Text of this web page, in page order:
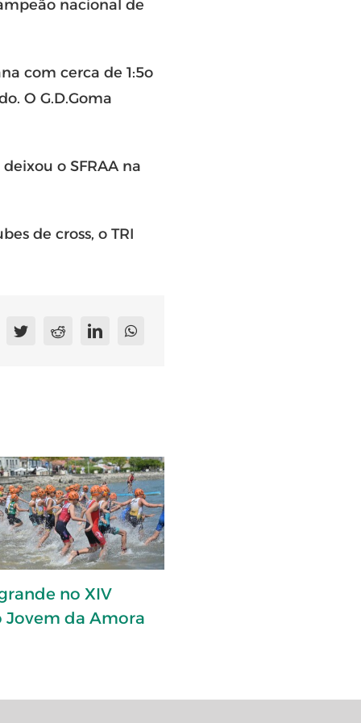
nacional de
com cerca de 1:5o
O G.D.Goma
o SFRAA na
de cross, o TRI
no XIV
Jovem da Amora